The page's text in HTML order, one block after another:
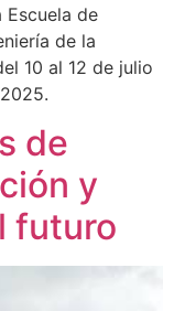
Escuela de
de la
10 al 12 de julio
de
y
futuro